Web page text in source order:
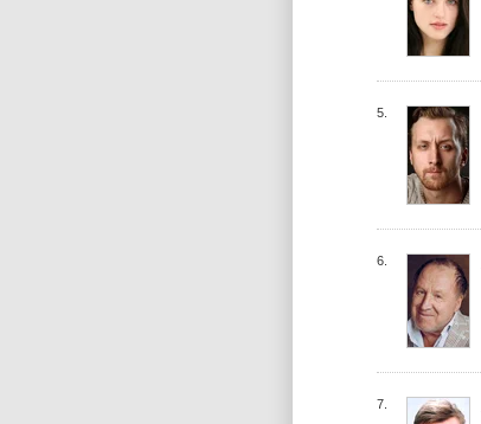
5.
6.
7.